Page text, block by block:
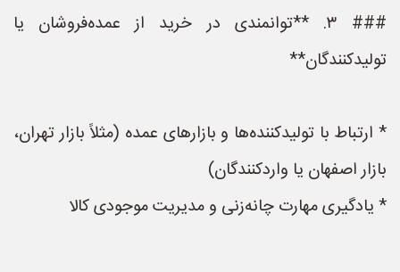
### ۳. **توانمندی در خرید از عمده‌فروشان یا
تولیدکنندگان**
* ارتباط با تولیدکننده‌ها و بازارهای عمده (مثلاً بازار تهران،
بازار اصفهان یا واردکنندگان)
* یادگیری مهارت چانه‌زنی و مدیریت موجودی کالا